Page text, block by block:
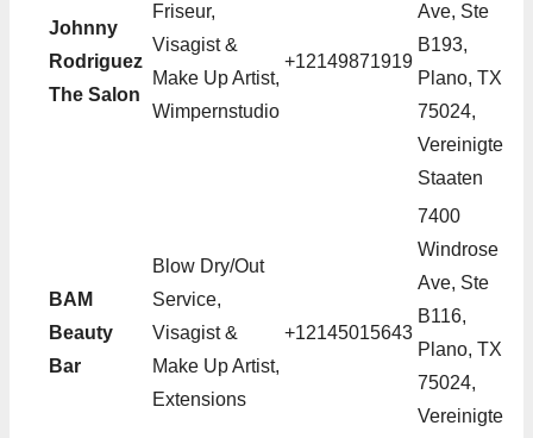
Johnny
Rodriguez
The Salon
Friseur,
Visagist &
Make Up Artist,
Wimpernstudio
+12149871919
Ave, Ste
B193,
Plano, TX
75024,
Vereinigte
Staaten
BAM
Beauty
Bar
Blow Dry/Out
Service,
Visagist &
Make Up Artist,
Extensions
+12145015643
7400
Windrose
Ave, Ste
B116,
Plano, TX
75024,
Vereinigte